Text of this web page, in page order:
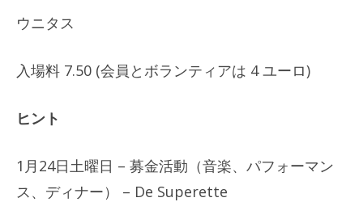
ウニタス
入場料 7.50 (会員とボランティアは 4 ユーロ)
ヒント
1月24日土曜日 – 募金活動（音楽、パフォーマン
ス、ディナー） – De Superette